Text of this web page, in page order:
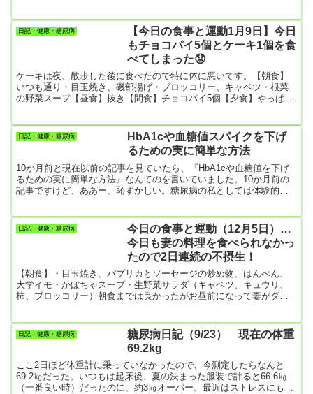
日記・健康・糖尿病
【今日の食事と運動1月9日】今日
もチョコパイ5個とケーキ1個を食
べてしまった😟
ケーキは夜、散歩した後に食べたので特に体に悪いです。【朝食】
いつも通り・目玉焼き、磯部揚げ・ブロッコリー、キャベツ・根菜
の野菜スープ【昼食】抜き【間食】チョコパイ5個【夕食】やっぱり
日記・健康・糖尿病
HbA1cや血糖値スパイクを下げ
るための実に簡単な方法
10か月前と現在以前の記事を見ていたら、『HbA1cや血糖値を下げ
るための実に簡単な方法』なんてのを書いていました。10か月前の
記事ですけど、ああー、恥ずかしい。糖尿病の私としては体験的に
を頑張った。①まず、腹八分目。②間食はしない。③食事ではごは
んやパンは食べない。➃運動（散歩）は可能な限り行う。これをやり
切ったら、HbA1cが約2.0減って、体重も2.5㎏減少。本当に主治医...
日記・健康・糖尿病
今日の食事と運動（12月5日）…
今日も妻の料理を食べられなかっ
たので2日連続の不摂生！
【朝食】・目玉焼き、パプリカとソーセージの炒め物、はんぺん、
大学イモ・かぼちゃスープ・生野菜サラダ（キャベツ、キュウリ、
柿、ブロッコリー）朝食までは良かったがお昼前になって妻がダウ
たもので、糖度が高く新鮮でメチャ美味しかった！でも妻がリンゴ
が苦手で全く生食しないんですよね。なのでリンゴをアップルパイ
にした後なら美味しく食べる。リンゴをかじる音がずいぶんと苦手
らしい。結局、糖尿病...
日記・健康・糖尿病
糖尿病日記（9/23） 現在の体重
69.2kg
ここ2日ほど体重計に乗っていなかったので、今測定したらなんと
69.2㎏だった。いつもは起床後、夏の決まった服装で計ると66.6㎏
（一番良い時）だったのに、約3㎏オーバー。最近はストレスにもみ